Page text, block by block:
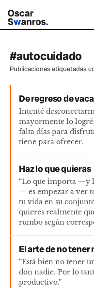
#autocuidado
Publicaciones etiquetadas
De regreso de
Intenté
mayormente lo
falta días para
tiene para ofrecer.
Haz lo que quieras
“Lo que importa —y
— es empezar a ver
tu vida en su
quieres realmente
rumbo según
El arte de no tener
“Está bien no tener
don nadie. Por lo
productivo.”